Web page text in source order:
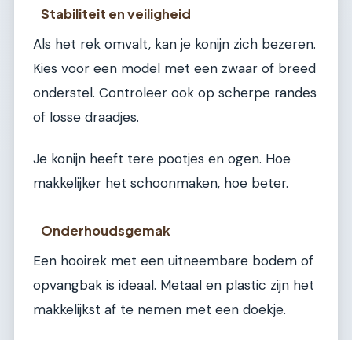
Stabiliteit en veiligheid
Als het rek omvalt, kan je konijn zich bezeren.
Kies voor een model met een zwaar of breed
onderstel. Controleer ook op scherpe randes
of losse draadjes.
Je konijn heeft tere pootjes en ogen. Hoe
makkelijker het schoonmaken, hoe beter.
Onderhoudsgemak
Een hooirek met een uitneembare bodem of
opvangbak is ideaal. Metaal en plastic zijn het
makkelijkst af te nemen met een doekje.